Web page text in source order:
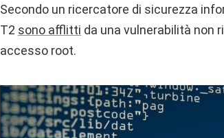
Secondo un ricercatore di sicurezza
T2 sono afflitti da una vulnerabilità non
accesso root.